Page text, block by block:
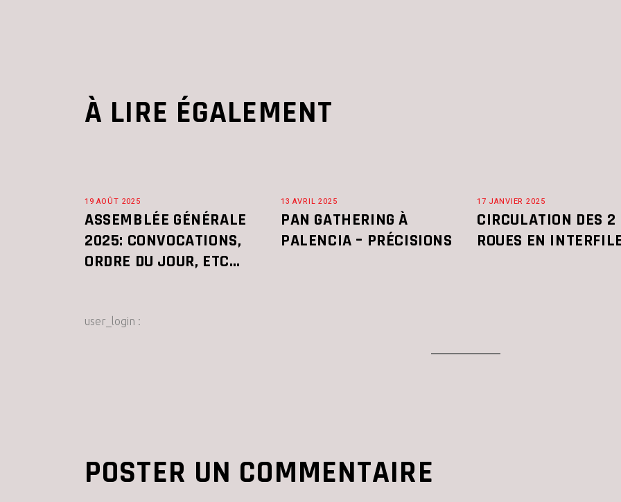
À LIRE ÉGALEMENT
19 AOÛT 2025
ASSEMBLÉE GÉNÉRALE
2025: CONVOCATIONS,
ORDRE DU JOUR, ETC…
13 AVRIL 2025
PAN GATHERING À
PALENCIA – PRÉCISIONS
17 JANVIER 2025
CIRCULATION DES 2
ROUES EN
user_login :
POSTER UN COMMENTAIRE